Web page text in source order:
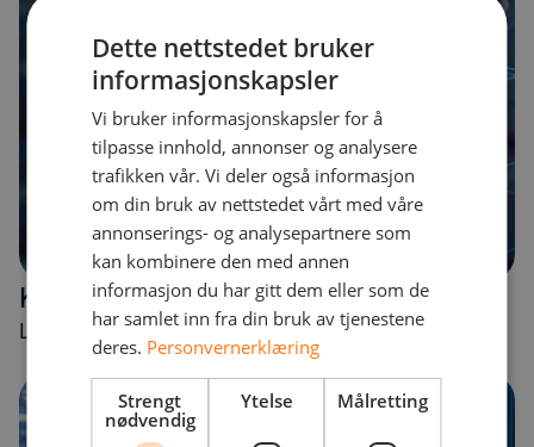
Kritisk telefoni
Les mer
Dette nettstedet bruker
informasjonskapsler
Vi bruker informasjonskapsler for å
tilpasse innhold, annonser og analysere
trafikken vår. Vi deler også informasjon
om din bruk av nettstedet vårt med våre
annonserings- og analysepartnere som
kan kombinere den med annen
informasjon du har gitt dem eller som de
har samlet inn fra din bruk av tjenestene
deres. Personvernerklæring
Strengt
nødvendig
Ytelse Målretting